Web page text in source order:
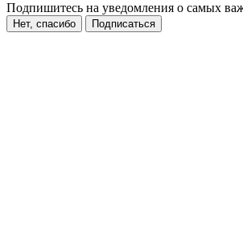
Подпишитесь на уведомления о самых
Нет, спасибо Подписаться